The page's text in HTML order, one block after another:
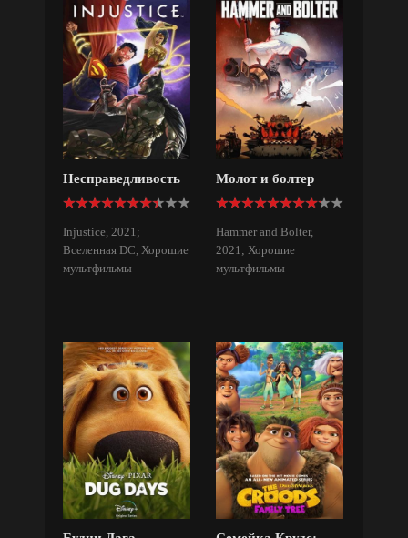
Несправедливость
Injustice, 2021;
Вселенная DC, Хорошие
мультфильмы
Молот и болтер
Hammer and Bolter,
2021; Хорошие
мультфильмы